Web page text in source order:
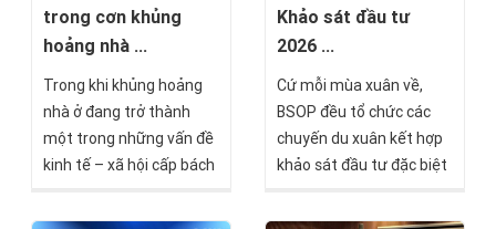
năm 2024.
đang tồn đọng.
trong cơn khủng
hoảng nhà ...
Trong khi khủng hoảng
nhà ở đang trở thành
một trong những vấn đề
kinh tế – xã hội cấp bách
nổi lên như một trường
Khảo sát đầu tư
2026 ...
Cứ mỗi mùa xuân về,
BSOP đều tổ chức các
chuyến du xuân kết hợp
khảo sát đầu tư đặc biệt
đến cho nhà đầu tư Việt